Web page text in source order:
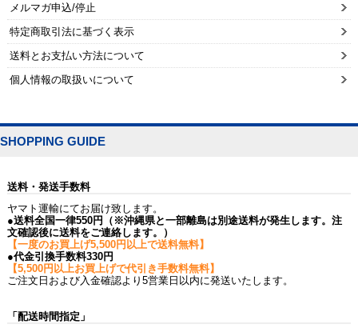
メルマガ申込/停止
特定商取引法に基づく表示
送料とお支払い方法について
個人情報の取扱いについて
SHOPPING GUIDE
送料・発送手数料
ヤマト運輸にてお届け致します。
●送料全国一律550円（※沖縄県と一部離島は別途送料が発生します。注
文確認後に送料をご連絡します。）
【一度のお買上げ5,500円以上で送料無料】
●代金引換手数料330円
【5,500円以上お買上げで代引き手数料無料】
ご注文日および入金確認より5営業日以内に発送いたします。
「配送時間指定」